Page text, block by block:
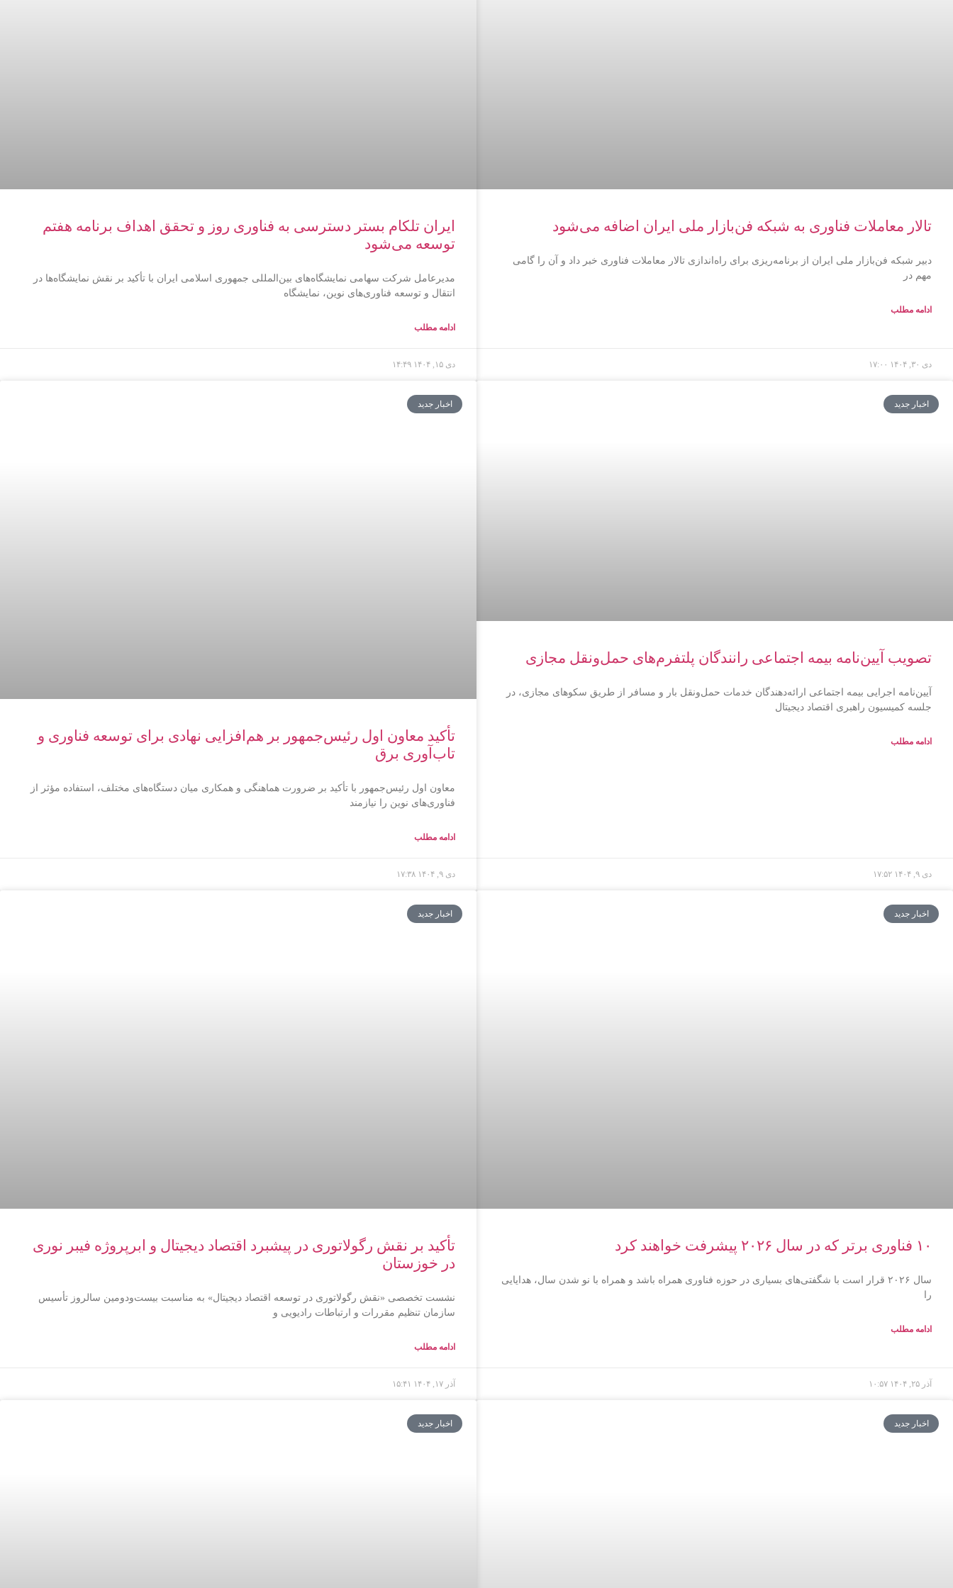
تالار معاملات فناوری به شبکه فن‌بازار ملی ایران اضافه می‌شود
دبیر شبکه فن‌بازار ملی ایران از برنامه‌ریزی برای راه‌اندازی تالار معاملات فناوری خبر داد و آن را گامی
مهم در
ادامه مطلب
دی ۳۰, ۱۴۰۴ ۱۷:۰۰
ایران تلکام بستر دسترسی به فناوری روز و تحقق اهداف برنامه هفتم
توسعه می‌شود
مدیرعامل شرکت سهامی نمایشگاه‌های بین‌المللی جمهوری اسلامی ایران با تأکید بر نقش نمایشگاه‌ها در
انتقال و توسعه فناوری‌های نوین، نمایشگاه
ادامه مطلب
دی ۱۵, ۱۴۰۴ ۱۴:۴۹
اخبار جدید
تصویب آیین‌نامه بیمه اجتماعی رانندگان پلتفرم‌های حمل‌ونقل مجازی
آیین‌نامه اجرایی بیمه اجتماعی ارائه‌دهندگان خدمات حمل‌ونقل بار و مسافر از طریق سکوهای مجازی، در
جلسه کمیسیون راهبری اقتصاد دیجیتال
ادامه مطلب
دی ۹, ۱۴۰۴ ۱۷:۵۲
اخبار جدید
تأکید معاون اول رئیس‌جمهور بر هم‌افزایی نهادی برای توسعه فناوری و
تاب‌آوری برق
معاون اول رئیس‌جمهور با تأکید بر ضرورت هماهنگی و همکاری میان دستگاه‌های مختلف، استفاده مؤثر از
فناوری‌های نوین را نیازمند
ادامه مطلب
دی ۹, ۱۴۰۴ ۱۷:۳۸
اخبار جدید
۱۰ فناوری برتر که در سال ۲۰۲۶ پیشرفت خواهند کرد
سال ۲۰۲۶ قرار است با شگفتی‌های بسیاری در حوزه فناوری همراه باشد و همراه با نو شدن سال، هدایایی
را
ادامه مطلب
آذر ۲۵, ۱۴۰۴ ۱۰:۵۷
اخبار جدید
تأکید بر نقش رگولاتوری در پیشبرد اقتصاد دیجیتال و ابرپروژه فیبر نوری
در خوزستان
نشست تخصصی «نقش رگولاتوری در توسعه اقتصاد دیجیتال» به مناسبت بیست‌ودومین سالروز تأسیس
سازمان تنظیم مقررات و ارتباطات رادیویی و
ادامه مطلب
آذر ۱۷, ۱۴۰۴ ۱۵:۴۱
اخبار جدید اخبار جدید